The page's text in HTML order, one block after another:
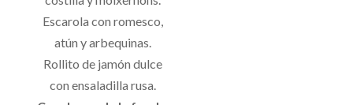
Escarola con romesco,
atún y arbequinas.
Rollito de jamón dulce
con ensaladilla rusa.